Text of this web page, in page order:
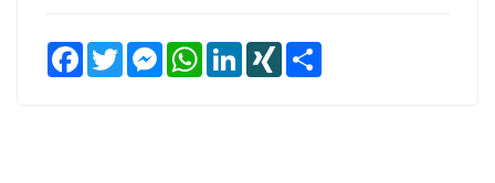
FacebookTwitter MessengerWhatsAppLinkedInXING